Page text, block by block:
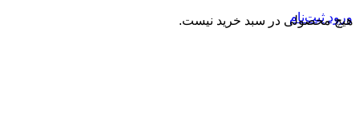
ورود ثبت‌نام
هیچ محصولی در سبد خرید نیست.